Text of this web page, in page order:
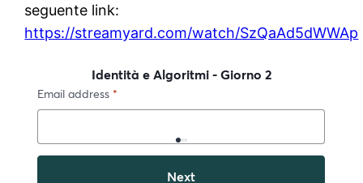
seguente link:
https://streamyard.com/watch/SzQaAd5dWWAp